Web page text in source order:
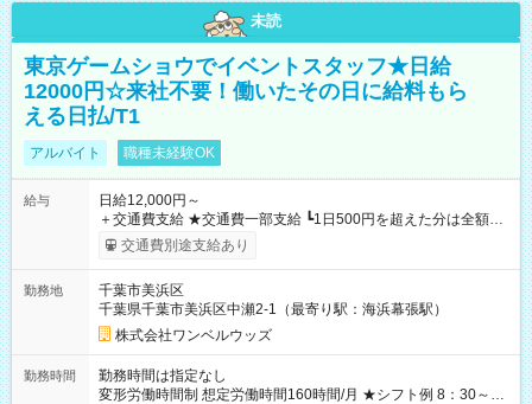
未読
東京ゲームショウでイベントスタッフ★日給
12000円☆来社不要！働いたその日に給料もら
える日払/T1
アルバイト 職種未経験OK
給与
日給12,000円～
＋交通費支給 ★交通費一部支給 ┗1日500円を超えた分は全額支
給！ ※往復500円以内の方は自己負担となります ★日払いOK！
（規定あり） ┗働いたその日に現金GET♪ お仕事後はコンビニ
なし
交通費別途支給あり
勤務地
千葉市美浜区
千葉県千葉市美浜区中瀬2-1（最寄り駅：海浜幕張駅）
株式会社ワンベルウッズ
勤務時間
勤務時間は指定なし
変形労働時間制 想定労働時間160時間/月 ★シフト例 8：30～